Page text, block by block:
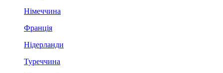
Німеччина
Франція
Нідерланди
Туреччина